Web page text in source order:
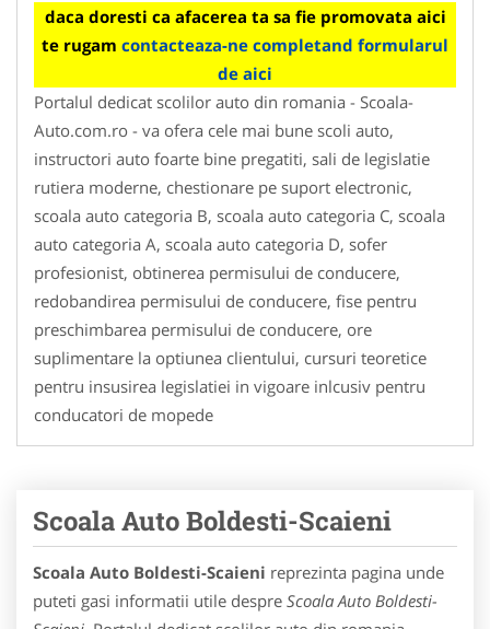
daca doresti ca afacerea ta sa fie promovata aici
te rugam contacteaza-ne completand formularul
de aici
Portalul dedicat scolilor auto din romania - Scoala-
Auto.com.ro - va ofera cele mai bune scoli auto,
instructori auto foarte bine pregatiti, sali de legislatie
rutiera moderne, chestionare pe suport electronic,
scoala auto categoria B, scoala auto categoria C, scoala
auto categoria A, scoala auto categoria D, sofer
profesionist, obtinerea permisului de conducere,
redobandirea permisului de conducere, fise pentru
preschimbarea permisului de conducere, ore
suplimentare la optiunea clientului, cursuri teoretice
pentru insusirea legislatiei in vigoare inlcusiv pentru
conducatori de mopede
Scoala Auto Boldesti-Scaieni
Scoala Auto Boldesti-Scaieni reprezinta pagina unde
puteti gasi informatii utile despre Scoala Auto Boldesti-